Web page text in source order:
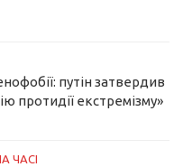
путін затвердив
протидії екстремізму»
ЧАСІ